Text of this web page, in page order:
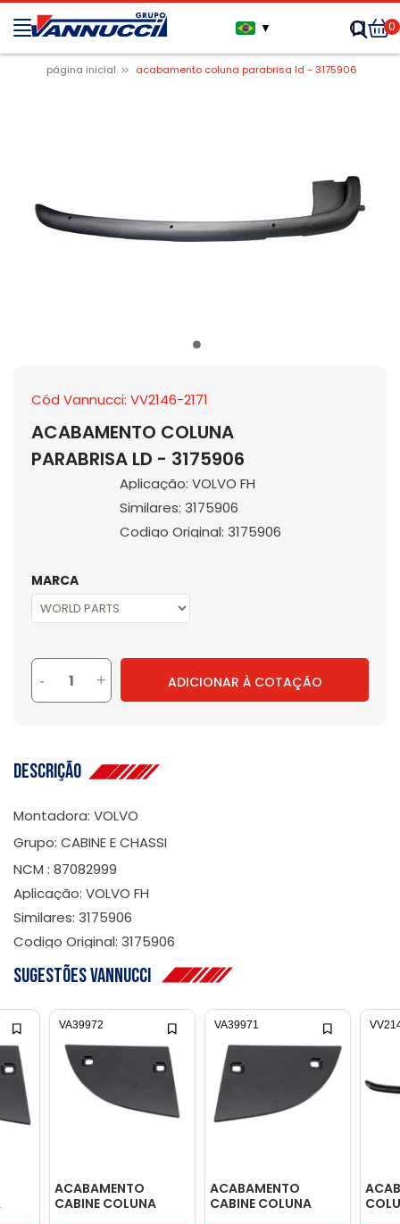
▼ 0
página inicial acabamento coluna parabrisa ld - 3175906
Cód Vannucci: VV2146-2171
ACABAMENTO COLUNA
PARABRISA LD - 3175906
Aplicação: VOLVO FH
Similares: 3175906
Codigo Original: 3175906
MARCA
- + ADICIONAR À COTAÇÃO
Descrição
Montadora: VOLVO
Grupo: CABINE E CHASSI
NCM : 87082999
Aplicação: VOLVO FH
Similares: 3175906
Codigo Original: 3175906
Sugestões Vannucci
ACABAMENTO
CABINE COLUNA
VA39972
ACABAMENTO
CABINE COLUNA
VA39971